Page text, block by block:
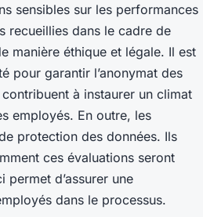
sensibles sur les performances
recueillies dans le cadre de
manière éthique et légale. Il est
pour garantir l’anonymat des
à instaurer un climat
employés. En outre, les
protection des données. Ils
ces évaluations seront
d’assurer une
dans le processus.